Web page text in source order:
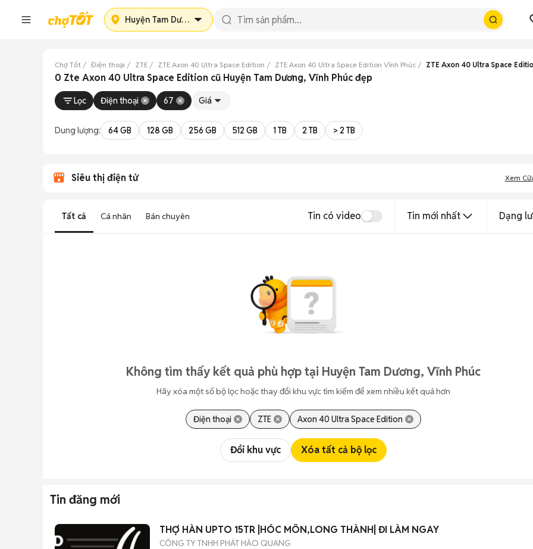
Huyện Tam Dương
Chợ Tốt Điện thoại ZTE ZTE Axon 40 Ultra Space Edition ZTE Axon 40 Ultra Space Edition Vĩnh Phúc ZTE Axon 40 Ultra Space
0 Zte Axon 40 Ultra Space Edition cũ Huyện Tam Dương, Vĩnh Phúc đẹp
Lọc Điện thoại 67 Giá
Dung lượng: 64 GB 128 GB 256 GB 512 GB 1 TB 2 TB > 2 TB
Siêu thị điện tử Xem
Tất cả Cá nhân Bán chuyên Tin có video Tin mới nhất Dạng
Không tìm thấy kết quả phù hợp tại Huyện Tam Dương, Vĩnh Phúc
Hãy xóa một số bộ lọc hoặc thay đổi khu vực tìm kiếm để xem nhiều kết quả hơn
Điện thoại ZTE Axon 40 Ultra Space Edition
Đổi khu vực Xóa tất cả bộ lọc
Tin đăng mới
THỢ HÀN UPTO 15TR |HÓC MÔN,LONG THÀNH| ĐI LÀM NGAY
CÔNG TY TNHH PHÁT HÀO QUANG